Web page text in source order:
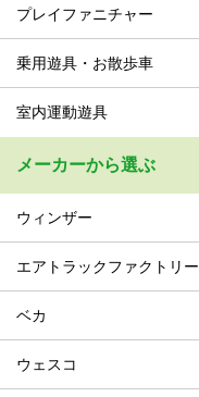
プレイファニチャー
乗用遊具・お散歩車
室内運動遊具
メーカーから選ぶ
ウィンザー
エアトラックファクトリー
ベカ
ウェスコ